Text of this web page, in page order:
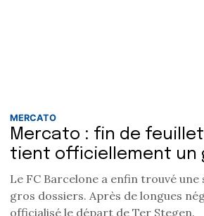
MERCATO
Mercato : fin de
tient officiellement un
Le FC Barcelone a enfin trouvé
gros dossiers. Après de longues
officialisé le départ de Ter Stegen.